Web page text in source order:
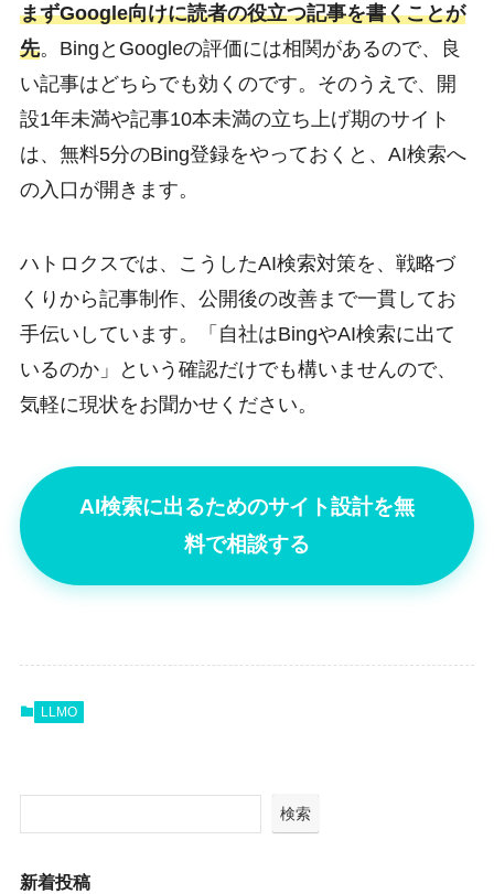
まずGoogle向けに読者の役立つ記事を書くことが
先。BingとGoogleの評価には相関があるので、良
い記事はどちらでも効くのです。そのうえで、開
設1年未満や記事10本未満の立ち上げ期のサイト
は、無料5分のBing登録をやっておくと、AI検索へ
の入口が開きます。
ハトロクスでは、こうしたAI検索対策を、戦略づ
くりから記事制作、公開後の改善まで一貫してお
手伝いしています。「自社はBingやAI検索に出て
いるのか」という確認だけでも構いませんので、
気軽に現状をお聞かせください。
AI検索に出るためのサイト設計を無
料で相談する
LLMO
検索
新着投稿